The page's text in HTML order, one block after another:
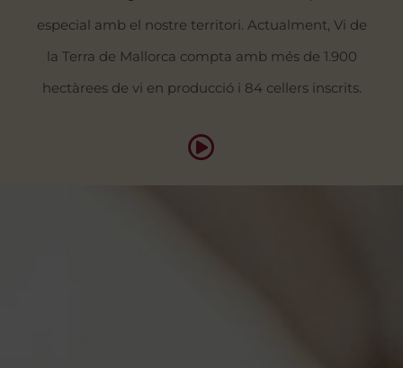
especial amb el nostre territori. Actualment, Vi de
la Terra de Mallorca compta amb més de 1.900
hectàrees de vi en producció i 84 cellers inscrits.